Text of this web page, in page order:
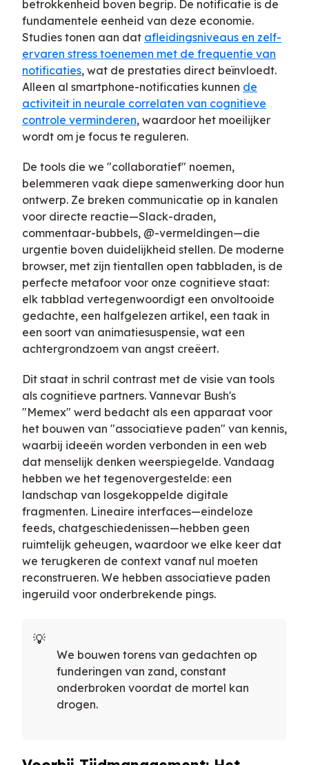
betrokkenheid boven begrip. De notificatie is de
fundamentele eenheid van deze economie.
Studies tonen aan dat afleidingsniveaus en zelf-
ervaren stress toenemen met de frequentie van
notificaties, wat de prestaties direct beïnvloedt.
Alleen al smartphone-notificaties kunnen de
activiteit in neurale correlaten van cognitieve
controle verminderen, waardoor het moeilijker
wordt om je focus te reguleren.
De tools die we "collaboratief" noemen,
belemmeren vaak diepe samenwerking door hun
ontwerp. Ze breken communicatie op in kanalen
voor directe reactie—Slack-draden,
commentaar-bubbels, @-vermeldingen—die
urgentie boven duidelijkheid stellen. De moderne
browser, met zijn tientallen open tabbladen, is de
perfecte metafoor voor onze cognitieve staat:
elk tabblad vertegenwoordigt een onvoltooide
gedachte, een halfgelezen artikel, een taak in
een soort van animatiesuspensie, wat een
achtergrondzoem van angst creëert.
Dit staat in schril contrast met de visie van tools
als cognitieve partners. Vannevar Bush's
"Memex" werd bedacht als een apparaat voor
het bouwen van "associatieve paden" van kennis,
waarbij ideeën worden verbonden in een web
dat menselijk denken weerspiegelde. Vandaag
hebben we het tegenovergestelde: een
landschap van losgekoppelde digitale
fragmenten. Lineaire interfaces—eindeloze
feeds, chatgeschiedenissen—hebben geen
ruimtelijk geheugen, waardoor we elke keer dat
we terugkeren de context vanaf nul moeten
reconstrueren. We hebben associatieve paden
ingeruild voor onderbrekende pings.
We bouwen torens van gedachten op
funderingen van zand, constant
onderbroken voordat de mortel kan
drogen.